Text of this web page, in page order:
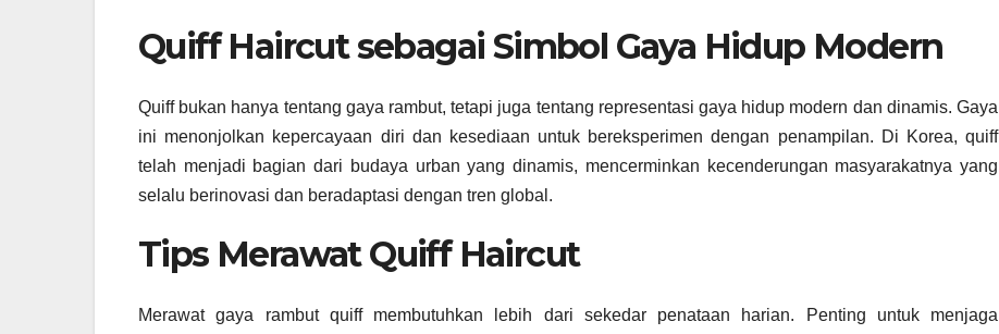
Quiff Haircut sebagai Simbol Gaya Hidup Modern
Quiff bukan hanya tentang gaya rambut, tetapi juga tentang representasi gaya hidup modern dan dinamis. Gaya
ini menonjolkan kepercayaan diri dan kesediaan untuk bereksperimen dengan penampilan. Di Korea, quiff
telah menjadi bagian dari budaya urban yang dinamis, mencerminkan kecenderungan masyarakatnya yang
selalu berinovasi dan beradaptasi dengan tren global.
Tips Merawat Quiff Haircut
Merawat gaya rambut quiff membutuhkan lebih dari sekedar penataan harian. Penting untuk menjaga